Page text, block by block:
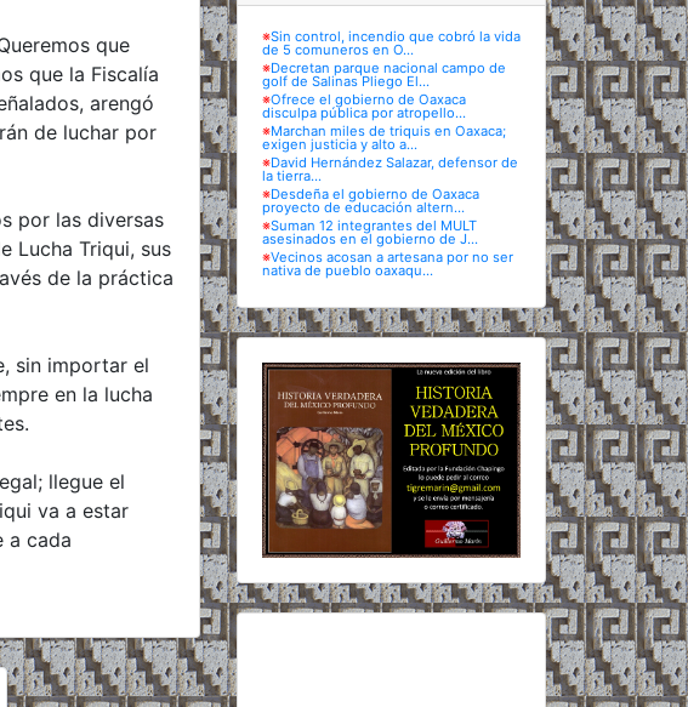
que
que la Fiscalía
arengó
de luchar por
por las diversas
Lucha Triqui, sus
de la práctica
sin importar el
en la lucha
llegue el
va a estar
a cada
※Sin control, incendio que cobró la vida
de 5 comuneros en O...
※Decretan parque nacional campo de
golf de Salinas Pliego El...
※Ofrece el gobierno de Oaxaca
disculpa pública por atropello...
※Marchan miles de triquis en Oaxaca;
exigen justicia y alto a...
※David Hernández Salazar, defensor de
la tierra...
※Desdeña el gobierno de Oaxaca
proyecto de educación altern...
※Suman 12 integrantes del MULT
asesinados en el gobierno de J...
※Vecinos acosan a artesana por no ser
nativa de pueblo oaxaqu...